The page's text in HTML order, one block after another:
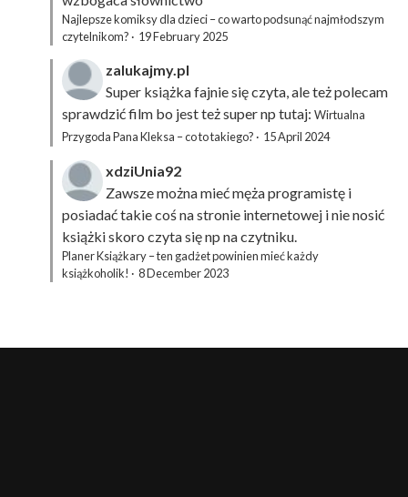
Najlepsze komiksy dla dzieci – co warto podsunąć najmłodszym
czytelnikom? · 19 February 2025
zalukajmy.pl
Super książka fajnie się czyta, ale też polecam
sprawdzić film bo jest też super np tutaj: Wirtualna
Przygoda Pana Kleksa – co to takiego? · 15 April 2024
xdziUnia92
Zawsze można mieć męża programistę i
posiadać takie coś na stronie internetowej i nie nosić
książki skoro czyta się np na czytniku.
Planer Książkary – ten gadżet powinien mieć każdy
książkoholik! · 8 December 2023